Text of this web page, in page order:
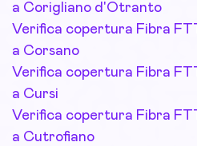
a Corigliano d'Otranto
Verifica copertura Fibra
a Corsano
Verifica copertura Fibra
a Cursi
Verifica copertura Fibra
a Cutrofiano